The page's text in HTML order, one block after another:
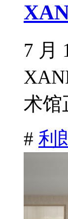
7 月
术馆
# 利